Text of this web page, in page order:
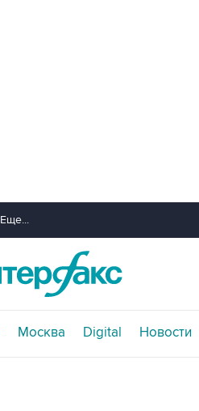
Еще...
Москва Digital Новости